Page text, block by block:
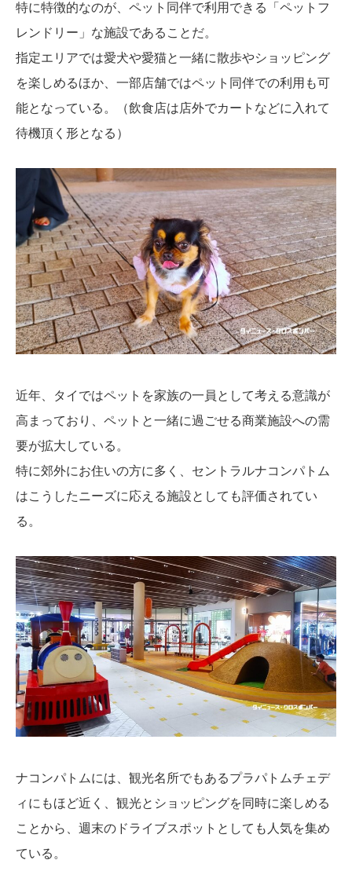
特に特徴的なのが、ペット同伴で利用できる「ペットフ
レンドリー」な施設であることだ。
指定エリアでは愛犬や愛猫と一緒に散歩やショッピング
を楽しめるほか、一部店舗ではペット同伴での利用も可
能となっている。（飲食店は店外でカートなどに入れて
待機頂く形となる）
近年、タイではペットを家族の一員として考える意識が
高まっており、ペットと一緒に過ごせる商業施設への需
要が拡大している。
特に郊外にお住いの方に多く、セントラルナコンパトム
はこうしたニーズに応える施設としても評価されてい
る。
ナコンパトムには、観光名所でもあるプラパトムチェデ
ィにもほど近く、観光とショッピングを同時に楽しめる
ことから、週末のドライブスポットとしても人気を集め
ている。